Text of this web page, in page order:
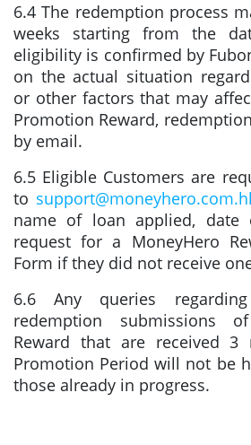
6.4 The redemption process
weeks starting from the
eligibility is confirmed by
on the actual situation
or other factors that may
Promotion Reward,
by email.
6.5 Eligible Customers are
to
name of loan applied, date
request for a MoneyHero
Form if they did not receive
6.6 Any queries
redemption submissions
Reward that are received
Promotion Period will not be
those already in progress.